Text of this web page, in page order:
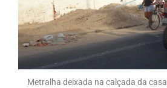
Metralha deixada na calçada da